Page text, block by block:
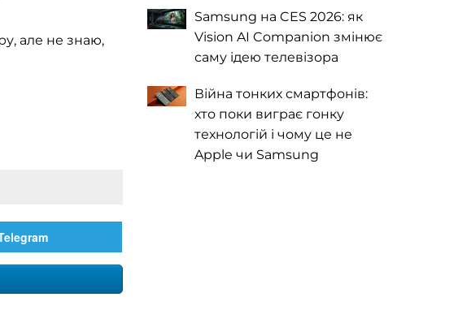
але не знаю,
Samsung на CES 2026: як
Vision AI Companion змінює
саму ідею телевізора
Війна тонких смартфонів:
хто поки виграє гонку
технологій і чому це не
Apple чи Samsung